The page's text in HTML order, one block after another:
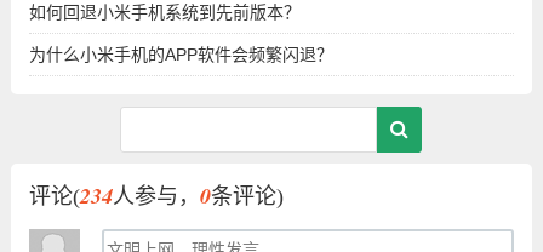
如何回退小米手机系统到先前版本？
为什么小米手机的APP软件会频繁闪退？
评论(234人参与， 0条评论)